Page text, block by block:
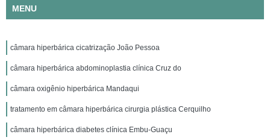
MENU
câmara hiperbárica cicatrização João Pessoa
câmara hiperbárica abdominoplastia clínica Cruz do
câmara oxigênio hiperbárica Mandaqui
tratamento em câmara hiperbárica cirurgia plástica Cerquilho
câmara hiperbárica diabetes clínica Embu-Guaçu